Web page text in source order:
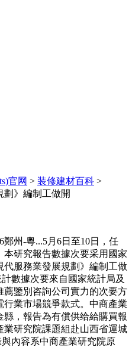
官网 > 装修建材百科 >
劃》編制工做開
州-粵...5月6日至10日，任
研究報告數據次要采用國家
服務業發展規劃》編制工做
數據次要來自國家統計局及
鑒別咨詢公司實力的次要方
業市場競爭款式。中商產業
，報告為有償供给給購買報
研究院課題組赴山西省運城
內容系中商產業研究院原